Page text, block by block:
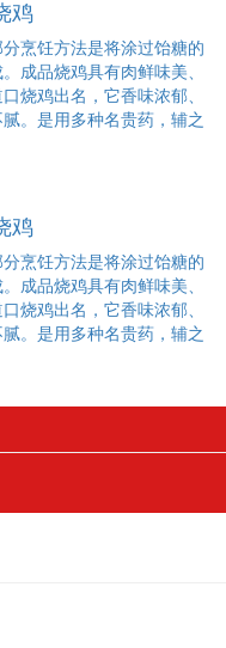
鸡
烹饪方法是将涂过饴糖的
成品烧鸡具有肉鲜味美、
烧鸡出名，它香味浓郁、
。是用多种名贵药，辅之
鸡
烹饪方法是将涂过饴糖的
成品烧鸡具有肉鲜味美、
烧鸡出名，它香味浓郁、
。是用多种名贵药，辅之